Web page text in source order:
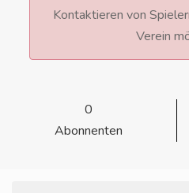
Kontaktieren von
Verein
0
Abonnenten